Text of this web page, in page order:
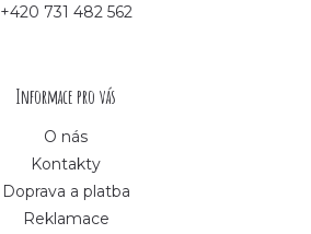
+420 731 482 562
Informace pro vás
O nás
Kontakty
Doprava a platba
Reklamace